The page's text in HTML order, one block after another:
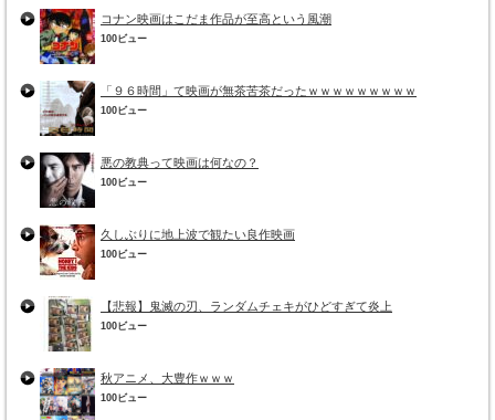
コナン映画はこだま作品が至高という風潮
100ビュー
「９６時間」て映画が無茶苦茶だったｗｗｗｗｗｗｗｗｗ
100ビュー
悪の教典って映画は何なの？
100ビュー
久しぶりに地上波で観たい良作映画
100ビュー
【悲報】鬼滅の刃、ランダムチェキがひどすぎて炎上
100ビュー
秋アニメ、大豊作ｗｗｗ
100ビュー